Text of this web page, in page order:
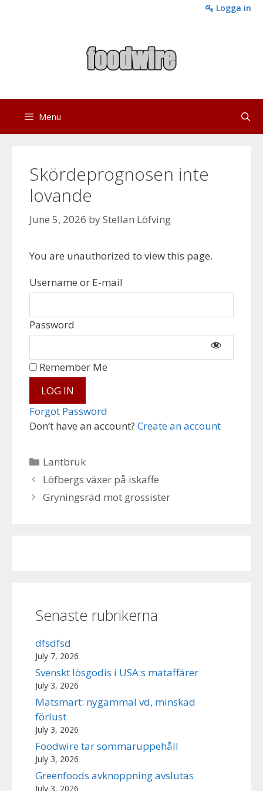
Logga in
Menu
Skördeprognosen inte
lovande
June 5, 2026 byStellan Löfving
You are unauthorized to view this page.
Username or E-mail
Password
Don’t have an account? Create an account
Remember Me
Forgot Password
Categories
Lantbruk
Löfbergs växer på iskaffe
Gryningsräd mot grossister
Senaste rubrikerna
dfsdfsd
July 7, 2026
Svenskt lösgodis i USA:s mataffärer
July 3, 2026
Matsmart: nygammal vd, minskad
förlust
July 3, 2026
Foodwire tar sommaruppehåll
July 3, 2026
Greenfoods avknoppning avslutas
July 3, 2026